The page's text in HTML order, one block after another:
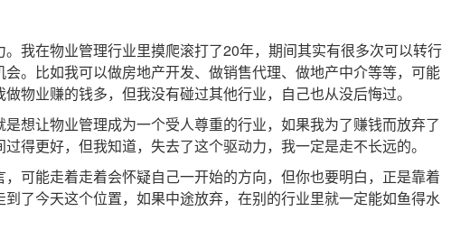
我在物业管理行业里摸爬滚打了20年，期间其实有很多次可以转行
。比如我可以做房地产开发、做销售代理、做地产中介等等，可能
物业赚的钱多，但我没有碰过其他行业，自己也从没后悔过。
让物业管理成为一个受人尊重的行业，如果我为了赚钱而放弃了
得更好，但我知道，失去了这个驱动力，我一定是走不长远的。
能走着走着会怀疑自己一开始的方向，但你也要明白，正是靠着
了今天这个位置，如果中途放弃，在别的行业里就一定能如鱼得水